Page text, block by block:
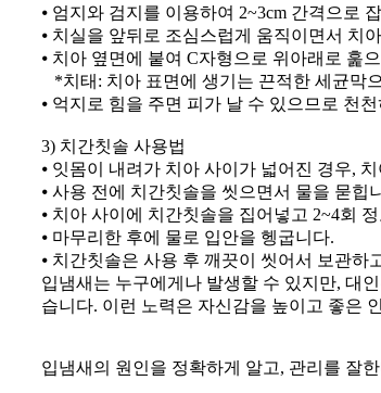
⦁ 엄지와 검지를 이용하여 2~3cm 간격으로
⦁ 치실을 앞뒤로 조심스럽게 움직이면서 치
⦁ 치아 옆면에 붙여 C자형으로 위아래로 훑
*치태: 치아 표면에 생기는 끈적한 세균막
⦁ 억지로 힘을 주면 피가 날 수 있으므로 천
3) 치간칫솔 사용법
⦁ 잇몸이 내려가 치아 사이가 넓어진 경우,
⦁ 사용 전에 치간칫솔을 씻으면서 물을 묻힙
⦁ 치아 사이에 치간칫솔을 집어넣고 2~4회
⦁ 마무리한 후에 물로 입안을 헹굽니다.
⦁ 치간칫솔은 사용 후 깨끗이 씻어서 보관
입냄새는 누구에게나 발생할 수 있지만, 대
습니다. 이런 노력은 자신감을 높이고 좋은
입냄새의 원인을 정확하게 알고, 관리를 잘